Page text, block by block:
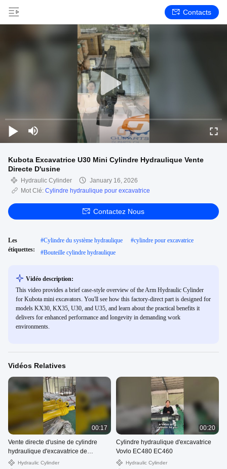
Contacts
Kubota Excavatrice U30 Mini Cylindre Hydraulique Vente
Directe D'usine
Hydraulic Cylinder
January 16, 2026
Mot Clé: Cylindre hydraulique pour excavatrice
Contactez Nous
Les
étiquettes:
#Cylindre du système hydraulique #cylindre pour excavatrice
#Bouteille cylindre hydraulique
Vidéo description:
This video provides a brief case-style overview of the Arm Hydraulic Cylinder
for Kubota mini excavators. You'll see how this factory-direct part is designed for
models KX30, KX35, U30, and U35, and learn about the practical benefits it
delivers for enhanced performance and longevity in demanding work
environments.
Vidéos Relatives
00:17
Vente directe d'usine de cylindre
hydraulique d'excavatrice de
Komatsu PC200-8mo PC200-7
Hydraulic Cylinder
00:20
Cylindre hydraulique d'excavatrice
Vovlo EC480 EC460
Hydraulic Cylinder